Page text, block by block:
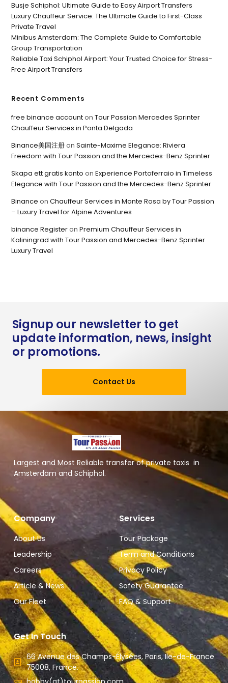
Busje Schiphol: Ultimate Guide to Easy Airport Transfers
Luxury Chauffeur Service: The Ultimate Guide to First-Class
Private Travel
Minibus Amsterdam: The Complete Guide to Comfortable
Group Transportation
Reliable Taxi Schiphol Airport: Your Trusted Choice for Stress-
Free Airport Transfers
Recent Comments
free binance accountonTour Passion Mercedes Sprinter
Chauffeur Services in Ponta Delgada
Binance美国注册onSainte-Maxime Elegance: Riviera
Freedom with Tour Passion and the Mercedes-Benz Sprinter
Skapa ett gratis konto onExperience Portoferraio in Timeless
Elegance with Tour Passion and the Mercedes-Benz Sprinter
Binance onChauffeur Services in Monte Rosa by Tour Passion
– Luxury Travel for Alpine Adventures
binance RegisteronPremium Chauffeur Services in
Kaliningrad with Tour Passion and Mercedes-Benz Sprinter
Luxury Travel
Signup our newsletter to get
update information, news, insight
or promotions.
Contact Us
Largest and Most Reliable transfer of private taxis in
Amsterdam and Schiphol.
Company
About Us
Leadership
Careers
Article & News
Our Fleet
Services
Tour Package
Term and Conditions
Privacy Policy
Safety Guarantee
FAQ & Support
Get In Touch
66 Avenue des Champs-Élysées, Paris, Ile-de-France
75008, France.